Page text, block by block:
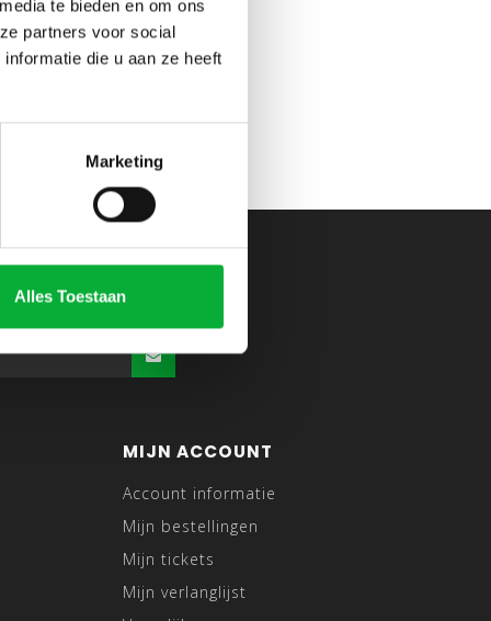
te bieden en om ons
partners voor social
die u aan ze heeft
Marketing
Alles Toestaan
MIJN ACCOUNT
Account informatie
Mijn bestellingen
Mijn tickets
Mijn verlanglijst